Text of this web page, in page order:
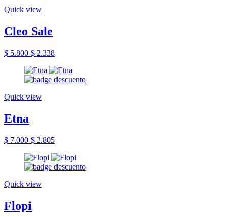
Quick view
Cleo Sale
$ 5.800 $ 2.338
Quick view
Etna
$ 7.000 $ 2.805
Quick view
Flopi